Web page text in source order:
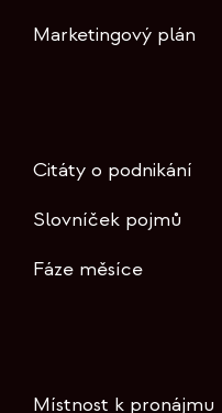
Marketingový plán
Citáty o podnikání
Slovníček pojmů
Fáze měsíce
Místnost k pronájmu